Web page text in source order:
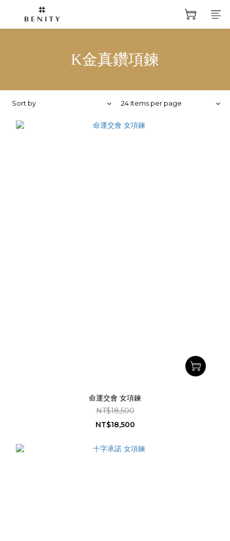
K金真鑽項鍊
Sort by 24 Items per page
命運交會 女項鍊
NT$18,500
NT$18,500